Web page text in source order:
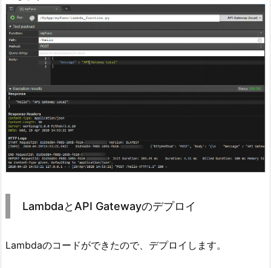
LambdaとAPI Gatewayのデプロイ
Lambdaのコードができたので、デプロイします。